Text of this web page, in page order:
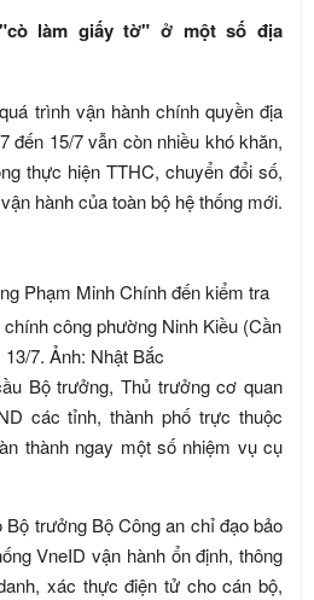
làm giấy tờ" ở một số địa
trình vận hành chính quyền địa
đến 15/7 vẫn còn nhiều khó khăn,
thực hiện TTHC, chuyển đổi số,
hành của toàn bộ hệ thống mới.
Phạm Minh Chính đến kiểm tra
công phường Ninh Kiều (Cần
7. Ảnh: Nhật Bắc
Bộ trưởng, Thủ trưởng cơ quan
các tỉnh, thành phố trực thuộc
thành ngay một số nhiệm vụ cụ
Bộ trưởng Bộ Công an chỉ đạo bảo
VneID vận hành ổn định, thông
xác thực điện tử cho cán bộ,